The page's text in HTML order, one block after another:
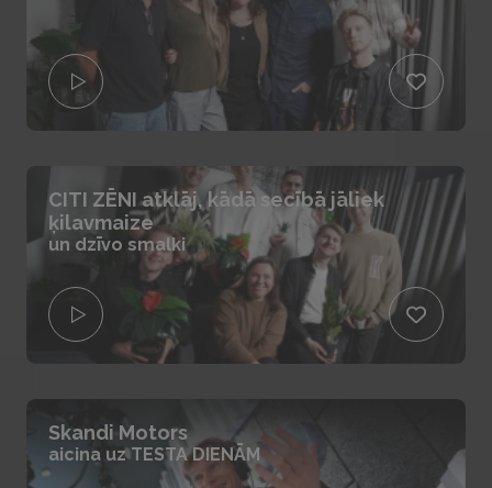
CITI ZĒNI atklāj, kādā secībā jāliek
ķilavmaize
un dzīvo smalki
Skandi Motors
aicina uz TESTA DIENĀM